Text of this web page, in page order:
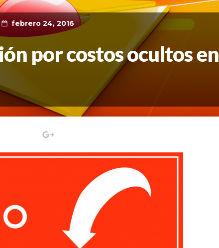
febrero 24, 2016
por costos ocultos en